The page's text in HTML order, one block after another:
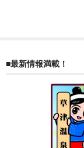
■最新情報満載！